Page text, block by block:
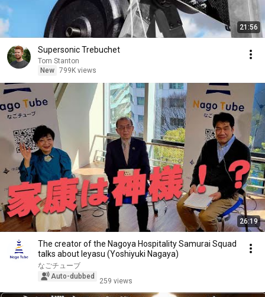
21:56
Supersonic Trebuchet
Tom Stanton
New 799K views
26:19
The creator of the Nagoya Hospitality Samurai Squad
talks about Ieyasu (Yoshiyuki Nagaya)
なごチューブ
Auto-dubbed
259 views